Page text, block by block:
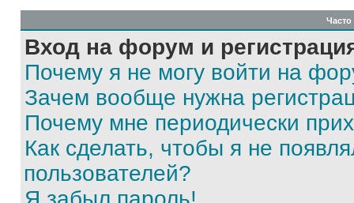
Вход на форум и
Почему я не могу войти на
Зачем вообще нужна
Почему мне периодически
Как сделать, чтобы я не
пользователей?